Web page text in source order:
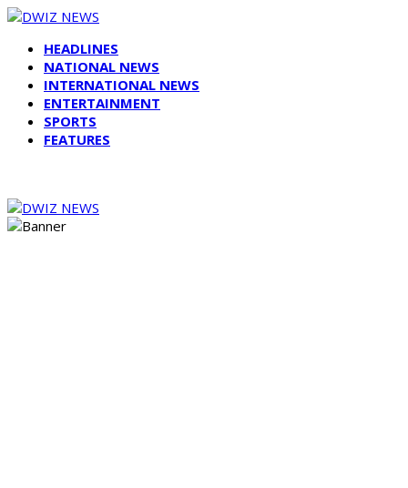
HEADLINES
NATIONAL NEWS
INTERNATIONAL NEWS
ENTERTAINMENT
SPORTS
FEATURES